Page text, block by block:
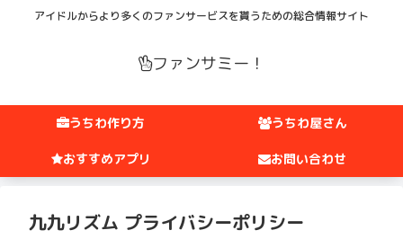
アイドルからより多くのファンサービスを貰うための総合情報サイト
ファンサミー！
うちわ作り方 うちわ屋さん
おすすめアプリ お問い合わせ
九九リズム プライバシーポリシー